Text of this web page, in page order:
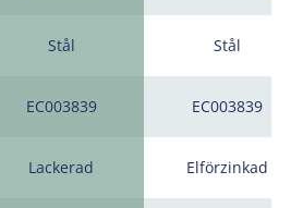
Stål
EC003839
Lackerad
Stål
EC003839
Elförzinkad